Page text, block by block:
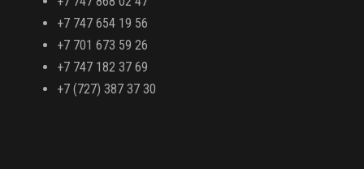
+7 747 654 19 56
+7 701 673 59 26
+7 747 182 37 69
+7 (727) 387 37 30